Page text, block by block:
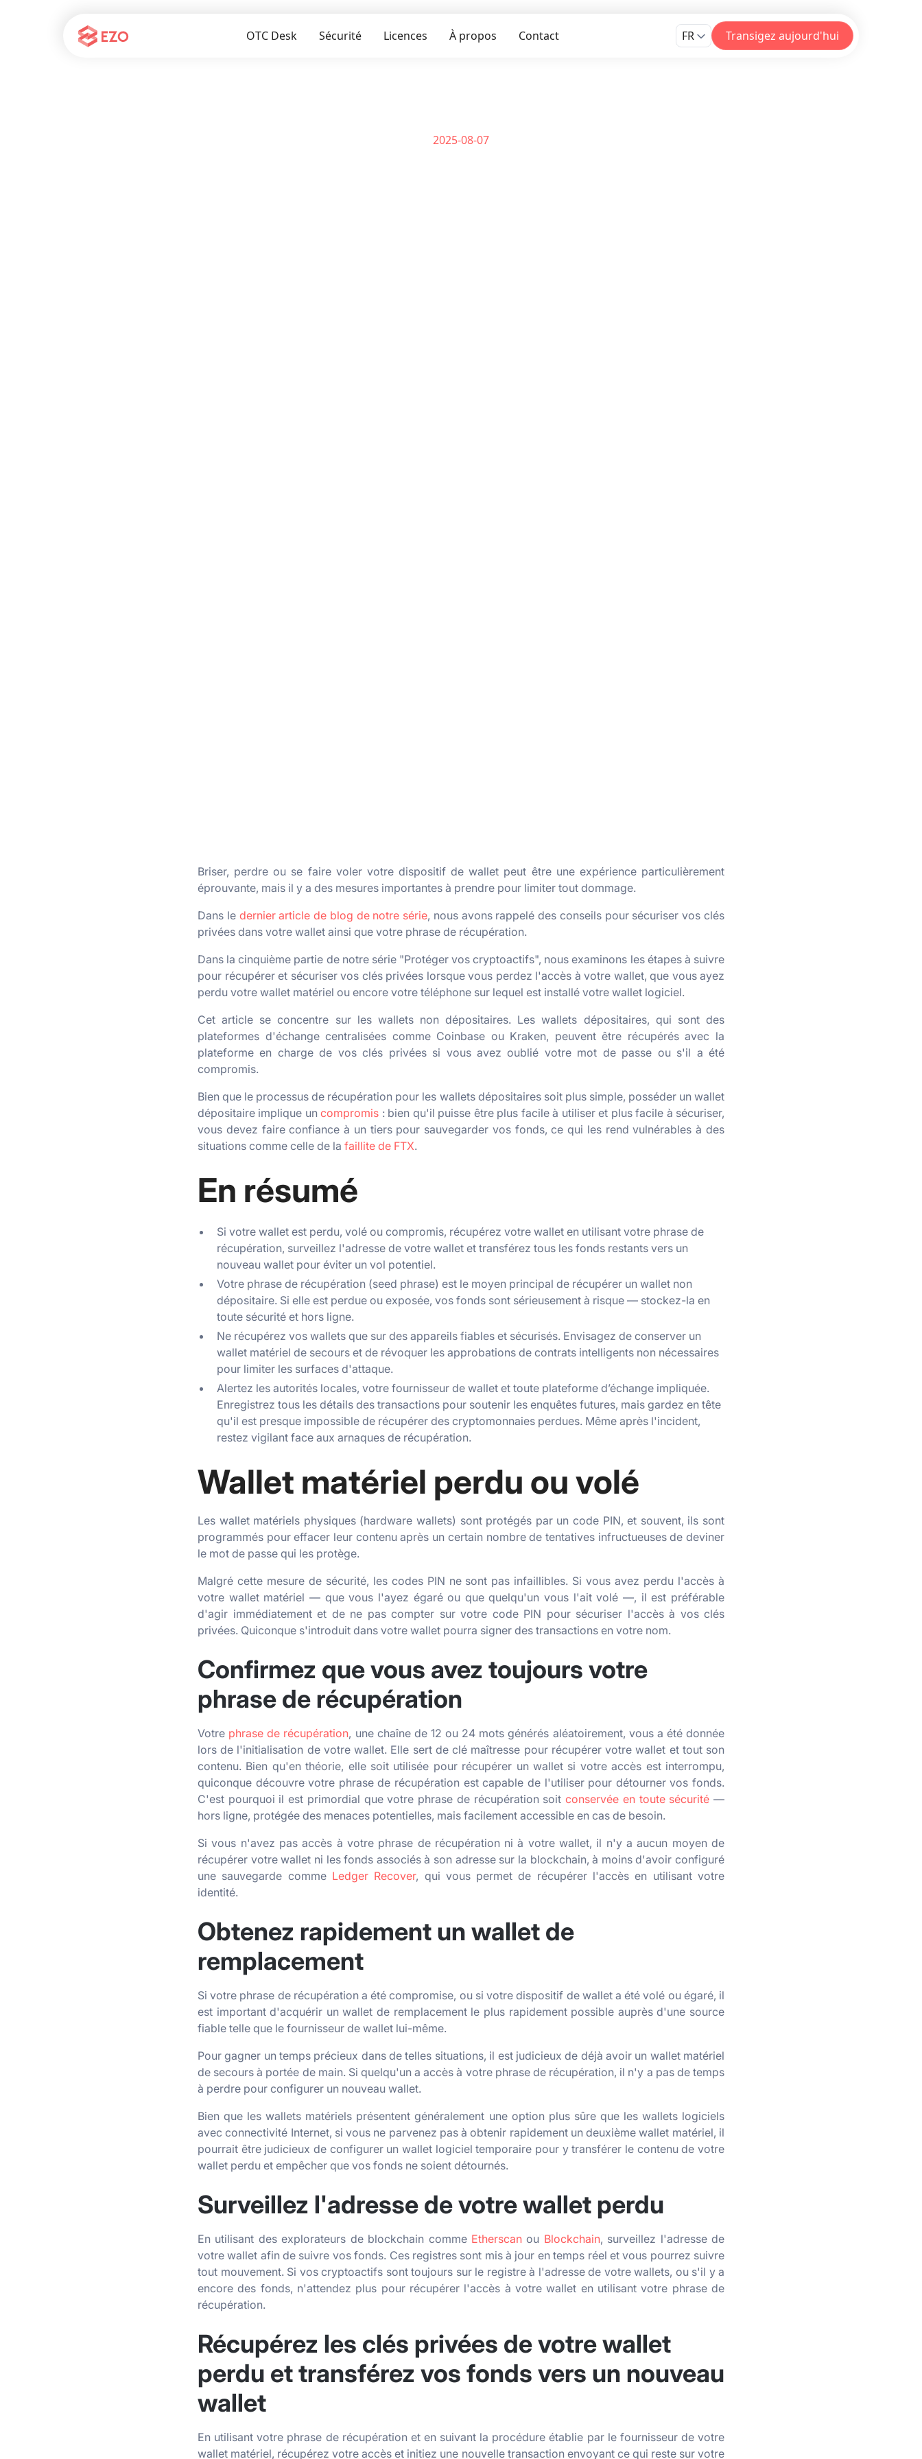
OTC Desk Sécurité Licences À propos Contact FR Transigez aujourd'hui
2025-08-07
Briser, perdre ou se faire voler votre dispositif de wallet peut être une expérience particulièrement
éprouvante, mais il y a des mesures importantes à prendre pour limiter tout dommage.
Dans le dernier article de blog de notre série, nous avons rappelé des conseils pour sécuriser vos clés
privées dans votre wallet ainsi que votre phrase de récupération.
Dans la cinquième partie de notre série "Protéger vos cryptoactifs", nous examinons les étapes à suivre
pour récupérer et sécuriser vos clés privées lorsque vous perdez l'accès à votre wallet, que vous ayez
perdu votre wallet matériel ou encore votre téléphone sur lequel est installé votre wallet logiciel.
Cet article se concentre sur les wallets non dépositaires. Les wallets dépositaires, qui sont des
plateformes d'échange centralisées comme Coinbase ou Kraken, peuvent être récupérés avec la
plateforme en charge de vos clés privées si vous avez oublié votre mot de passe ou s'il a été
compromis.
Bien que le processus de récupération pour les wallets dépositaires soit plus simple, posséder un wallet
dépositaire implique uncompromis : bien qu'il puisse être plus facile à utiliser et plus facile à sécuriser,
vous devez faire confiance à un tiers pour sauvegarder vos fonds, ce qui les rend vulnérables à des
situations comme celle de la faillite de FTX.
En résumé
Si votre wallet est perdu, volé ou compromis, récupérez votre wallet en utilisant votre phrase de
récupération, surveillez l'adresse de votre wallet et transférez tous les fonds restants vers un
nouveau wallet pour éviter un vol potentiel.
Votre phrase de récupération (seed phrase) est le moyen principal de récupérer un wallet non
dépositaire. Si elle est perdue ou exposée, vos fonds sont sérieusement à risque — stockez-la en
toute sécurité et hors ligne.
Ne récupérez vos wallets que sur des appareils fiables et sécurisés. Envisagez de conserver un
wallet matériel de secours et de révoquer les approbations de contrats intelligents non nécessaires
pour limiter les surfaces d'attaque.
Alertez les autorités locales, votre fournisseur de wallet et toute plateforme d’échange impliquée.
Enregistrez tous les détails des transactions pour soutenir les enquêtes futures, mais gardez en tête
qu'il est presque impossible de récupérer des cryptomonnaies perdues. Même après l'incident,
restez vigilant face aux arnaques de récupération.
Wallet matériel perdu ou volé
Les wallet matériels physiques (hardware wallets) sont protégés par un code PIN, et souvent, ils sont
programmés pour effacer leur contenu après un certain nombre de tentatives infructueuses de deviner
le mot de passe qui les protège.
Malgré cette mesure de sécurité, les codes PIN ne sont pas infaillibles. Si vous avez perdu l'accès à
votre wallet matériel — que vous l'ayez égaré ou que quelqu'un vous l'ait volé —, il est préférable
d'agir immédiatement et de ne pas compter sur votre code PIN pour sécuriser l'accès à vos clés
privées. Quiconque s'introduit dans votre wallet pourra signer des transactions en votre nom.
Confirmez que vous avez toujours votre
phrase de récupération
Votre phrase de récupération, une chaîne de 12 ou 24 mots générés aléatoirement, vous a été donnée
lors de l'initialisation de votre wallet. Elle sert de clé maîtresse pour récupérer votre wallet et tout son
contenu. Bien qu'en théorie, elle soit utilisée pour récupérer un wallet si votre accès est interrompu,
quiconque découvre votre phrase de récupération est capable de l'utiliser pour détourner vos fonds.
C'est pourquoi il est primordial que votre phrase de récupération soitconservée en toute sécurité —
hors ligne, protégée des menaces potentielles, mais facilement accessible en cas de besoin.
Si vous n'avez pas accès à votre phrase de récupération ni à votre wallet, il n'y a aucun moyen de
récupérer votre wallet ni les fonds associés à son adresse sur la blockchain, à moins d'avoir configuré
une sauvegarde comme Ledger Recover, qui vous permet de récupérer l'accès en utilisant votre
identité.
Obtenez rapidement un wallet de
remplacement
Si votre phrase de récupération a été compromise, ou si votre dispositif de wallet a été volé ou égaré, il
est important d'acquérir un wallet de remplacement le plus rapidement possible auprès d'une source
fiable telle que le fournisseur de wallet lui-même.
Pour gagner un temps précieux dans de telles situations, il est judicieux de déjà avoir un wallet matériel
de secours à portée de main. Si quelqu'un a accès à votre phrase de récupération, il n'y a pas de temps
à perdre pour configurer un nouveau wallet.
Bien que les wallets matériels présentent généralement une option plus sûre que les wallets logiciels
avec connectivité Internet, si vous ne parvenez pas à obtenir rapidement un deuxième wallet matériel, il
pourrait être judicieux de configurer un wallet logiciel temporaire pour y transférer le contenu de votre
wallet perdu et empêcher que vos fonds ne soient détournés.
Surveillez l'adresse de votre wallet perdu
En utilisant des explorateurs de blockchain comme Etherscanou Blockchain, surveillez l'adresse de
votre wallet afin de suivre vos fonds. Ces registres sont mis à jour en temps réel et vous pourrez suivre
tout mouvement. Si vos cryptoactifs sont toujours sur le registre à l'adresse de votre wallets, ou s'il y a
encore des fonds, n'attendez plus pour récupérer l'accès à votre wallet en utilisant votre phrase de
récupération.
Récupérez les clés privées de votre wallet
perdu et transférez vos fonds vers un nouveau
wallet
En utilisant votre phrase de récupération et en suivant la procédure établie par le fournisseur de votre
wallet matériel, récupérez votre accès et initiez une nouvelle transaction envoyant ce qui reste sur votre